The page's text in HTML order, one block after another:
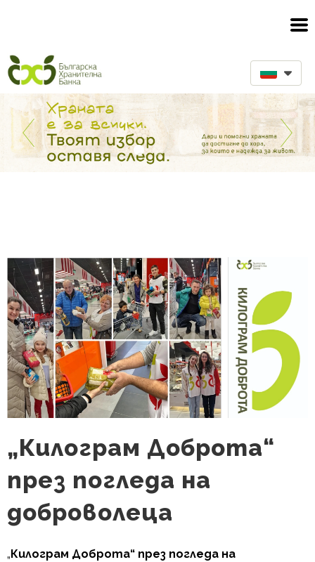
„Килограм Доброта“
през погледа на
доброволеца
„ Килограм Доброта“ през погледа на